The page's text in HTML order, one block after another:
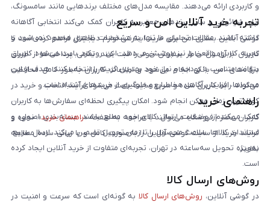
و کاربردی ارائه می‌دهند. مقایسه مدل‌های مختلف برندهایی مانند سامسونگ،
اپل، شیائومی و سایر برندهای معتبر به کاربران کمک می‌کند انتخابی آگاهانه
داشته باشند. مقالات تحلیلی ما تنها به مشخصات ظاهری محدود نمی‌شود و
تجربه کاربری واقعی را نیز پوشش می‌دهد. این رویکرد باعث می‌شود کاربران
بتوانند متناسب با بودجه و نیاز خود بهترین گزینه را انتخاب کنند. هدف از این
محتواها، افزایش آگاهی مخاطبان و جلوگیری از خریدهای اشتباه است.
تجربه خرید آنلاین امن و سریع
گوشی آنلاین بستری امن برای خرید اینترنتی لوازم دیجیتال فراهم کرده است تا
کاربران با آرامش خاطر سفارش خود را ثبت کنند. تمامی پرداخت‌ها از طریق
درگاه‌های امن بانکی انجام می‌شود و اطلاعات کاربران به‌طور کامل محافظت
می‌گردد. رابط کاربری ساده و سریع سایت باعث می‌شود فرآیند انتخاب و خرید در
کوتاه‌ترین زمان ممکن انجام شود. امکان پیگیری لحظه‌ای سفارش‌ها به کاربران
کمک می‌کند از وضعیت ارسال کالای خود مطلع باشند. بسته‌بندی اصولی و
استاندارد کالاها، سلامت محصول را تا زمان تحویل تضمین می‌کند. ارسال سریع،
به‌ویژه تحویل سه‌ساعته در تهران، تجربه‌ای متفاوت از خرید آنلاین ایجاد کرده
است.
راهنمای خرید
کاربران محترم فروشگاه می‌توانند با مراجعه به صفحه «راهنمای خرید»، نحوه و
فرایند خرید از سایت گوشی آنلاین را به‌صورت کامل و با زبانی ساده مطالعه
نمایند.
روش‌های ارسال کالا
در گوشی آنلاین، روش‌های ارسال کالا به گونه‌ای است که سرعت و امنیت در